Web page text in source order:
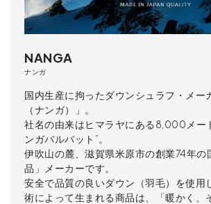
NANGA
ナンガ
国内生産に拘ったダウンシュラフ・メー
（ナンガ）」。
社名の由来はヒマラヤにある8,000メー
ンガバルバット”。
伊吹山の麓、滋賀県米原市の創業74年の
品」メーカーです。
安全で品質の良いダウン（羽毛）を使用
術によって生まれる商品は、「暖かく、